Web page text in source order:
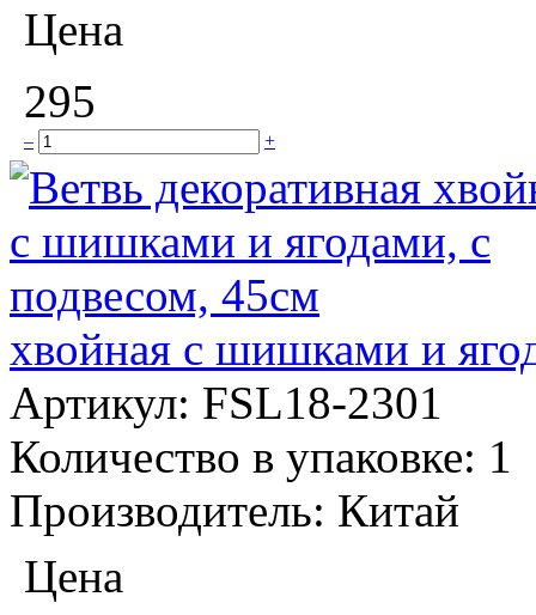
Цена
295
– +
хвойная с шишками и
Артикул: FSL18-2301
Количество в упаковке: 1
Производитель: Китай
Цена